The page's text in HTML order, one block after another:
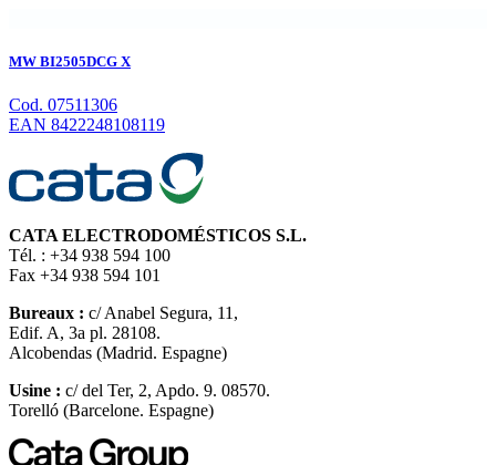
MW BI2505DCG X
Cod. 07511306
EAN 8422248108119
CATA ELECTRODOMÉSTICOS S.L.
Tél. : +34 938 594 100
Fax +34 938 594 101
Bureaux : c/ Anabel Segura, 11,
Edif. A, 3a pl. 28108.
Alcobendas (Madrid. Espagne)
Usine : c/ del Ter, 2, Apdo. 9. 08570.
Torelló (Barcelone. Espagne)